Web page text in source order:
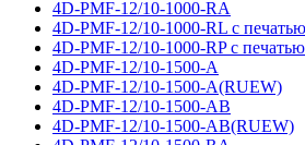
4D-PMF-12/10-1000-RA
4D-PMF-12/10-1000-RL с
4D-PMF-12/10-1000-RP с
4D-PMF-12/10-1500-A
4D-PMF-12/10-1500-A(RUEW)
4D-PMF-12/10-1500-AB
4D-PMF-12/10-1500-AB(RUEW)